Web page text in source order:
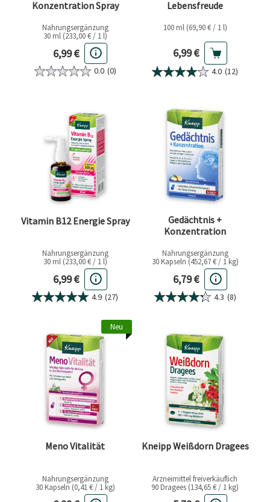
Konzentration Spray
Nahrungsergänzung
30 ml (233,00 € / 1 l)
Aktueller Preis
6,99 €
0.0 (0)
Lebensfreude
100 ml (69,90 € / 1 l)
Aktueller Preis
6,99 €
4.0 (12)
Vitamin B12 Energie Spray
Nahrungsergänzung
30 ml (233,00 € / 1 l)
Aktueller Preis
6,99 €
4.9 (27)
Gedächtnis +
Konzentration
Nahrungsergänzung
30 Kapseln (452,67 € / 1 kg)
Aktueller Preis
6,79 €
4.3 (8)
Neu
Meno Vitalität
Nahrungsergänzung
30 Kapseln (0,41 € / 1 kg)
Kneipp Weißdorn Dragees
Arzneimittel freiverkäuflich
90 Dragees (134,65 € / 1 kg)